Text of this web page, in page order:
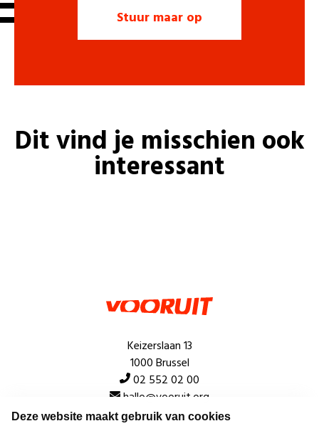
Deze website maakt gebruik van cookies
Dit vind je misschien ook
interessant
Keizerslaan 13
1000 Brussel
02 552 02 00
hallo@vooruit.org